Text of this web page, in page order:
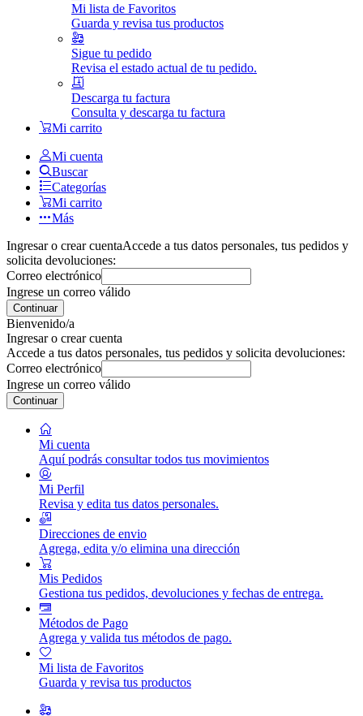
Mi lista de Favoritos
Guarda y revisa tus productos
Sigue tu pedido
Revisa el estado actual de tu pedido.
Descarga tu factura
Consulta y descarga tu factura
Mi carrito
Mi cuenta
Buscar
Categorías
Mi carrito
Más
Ingresar o crear cuentaAccede a tus datos personales, tus pedidos y
solicita devoluciones:
Correo electrónico
Ingrese un correo válido
Continuar
Bienvenido/a
Ingresar o crear cuenta
Accede a tus datos personales, tus pedidos y solicita devoluciones:
Correo electrónico
Ingrese un correo válido
Continuar
Mi cuenta
Aquí podrás consultar todos tus movimientos
Mi Perfil
Revisa y edita tus datos personales.
Direcciones de envio
Agrega, edita y/o elimina una dirección
Mis Pedidos
Gestiona tus pedidos, devoluciones y fechas de entrega.
Métodos de Pago
Agrega y valida tus métodos de pago.
Mi lista de Favoritos
Guarda y revisa tus productos